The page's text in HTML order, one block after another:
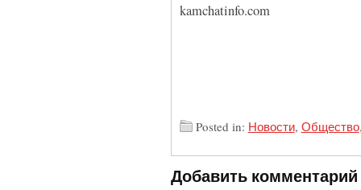
kamchatinfo.com
Posted in: Новости, Общество
Добавить комментарий